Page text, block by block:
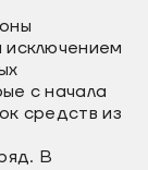
исключением
с начала
средств из
В